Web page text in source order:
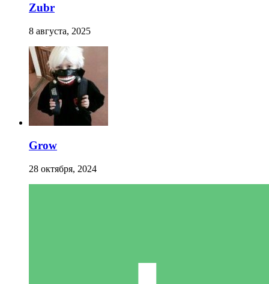
Zubr
8 августа, 2025
Grow
28 октября, 2024